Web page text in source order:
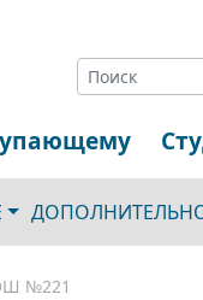
№221